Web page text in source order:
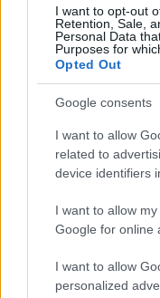
I want to opt-out
Retention, Sale,
Personal Data
Purposes for
Opted Out
Google consents
I want to allow
related to
device identifiers
I want to allow
Google for online
I want to allow
personalized
felice,
ambientale e alla
climatico. Il tutto
fatte in facoltà
dimostrare ogni
variante del
Tizio’, della ‘legge
Sempronio’ senza
tratti. Tizio, Caio e
economisti di